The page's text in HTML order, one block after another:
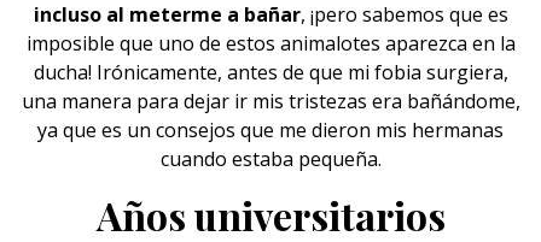
incluso al meterme a bañar, ¡pero sabemos que es
imposible que uno de estos animalotes aparezca en la
ducha! Irónicamente, antes de que mi fobia surgiera,
una manera para dejar ir mis tristezas era bañándome,
ya que es un consejos que me dieron mis hermanas
cuando estaba pequeña.
Años universitarios